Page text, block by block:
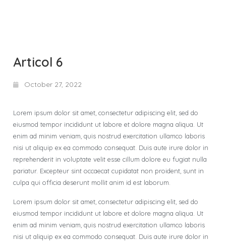
Articol 6
October 27, 2022
Lorem ipsum dolor sit amet, consectetur adipiscing elit, sed do
eiusmod tempor incididunt ut labore et dolore magna aliqua. Ut
enim ad minim veniam, quis nostrud exercitation ullamco laboris
nisi ut aliquip ex ea commodo consequat. Duis aute irure dolor in
reprehenderit in voluptate velit esse cillum dolore eu fugiat nulla
pariatur. Excepteur sint occaecat cupidatat non proident, sunt in
culpa qui officia deserunt mollit anim id est laborum.
Lorem ipsum dolor sit amet, consectetur adipiscing elit, sed do
eiusmod tempor incididunt ut labore et dolore magna aliqua. Ut
enim ad minim veniam, quis nostrud exercitation ullamco laboris
nisi ut aliquip ex ea commodo consequat. Duis aute irure dolor in